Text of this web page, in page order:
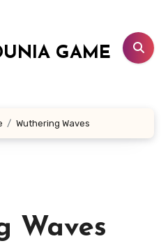
GAME
Wuthering Waves
Waves